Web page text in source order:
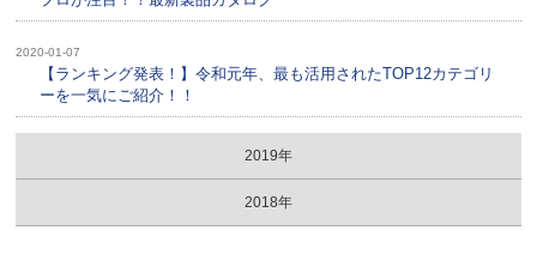
2020-01-07
【ランキング発表！】令和元年、最も活用されたTOP12カテゴリ
ーを一気にご紹介！！
2019年
2018年